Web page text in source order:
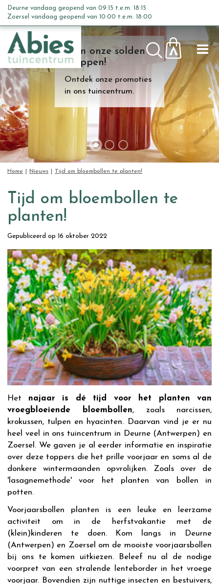
n
c
o
n
t
e
n
t
Kom onze solden
shoppen!
Ontdek onze promoties
in ons tuincentrum.
Home Nieuws Tijd om bloembollen te planten!
Deurne vandaag geopend van 09:15 t.e.m. 18:15
Zoersel vandaag geopend van 10:00 t.e.m. 18:00
Tijd om bloembollen te
planten!
Gepubliceerd op 16 oktober 2022
Het najaar is dé tijd voor het planten van
vroegbloeiende bloembollen, zoals narcissen,
krokussen, tulpen en hyacinten. Daarvan vind je er nu
heel veel in ons tuincentrum in Deurne (Antwerpen) en
Zoersel. We gaven je al eerder informatie en inspiratie
over deze toppers die het prille voorjaar en soms al de
donkere wintermaanden opvrolijken. Zoals over de
'lasagnemethode' voor het planten van bollen in
potten.
Voorjaarsbollen planten is een leuke en leerzame
activiteit om in de herfstvakantie met de
(klein)kinderen te doen. Kom langs in Deurne
(Antwerpen) en Zoersel om de mooiste voorjaarsbollen
bij ons te komen uitkiezen. Beleef nu al de nodige
voorpret van een stralende lenteborder in het vroege
voorjaar. Bovendien zijn nuttige insecten en bestuivers,